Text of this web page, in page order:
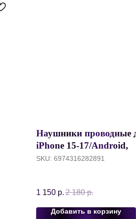
Наушники проводные
iPhone 15-17/Android,
ACEFAST Wired
SKU: 6974316282891
1 150 р. 2 180 р.
Добавить в корзину